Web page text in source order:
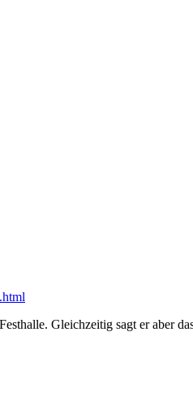
Gleichzeitig sagt er aber